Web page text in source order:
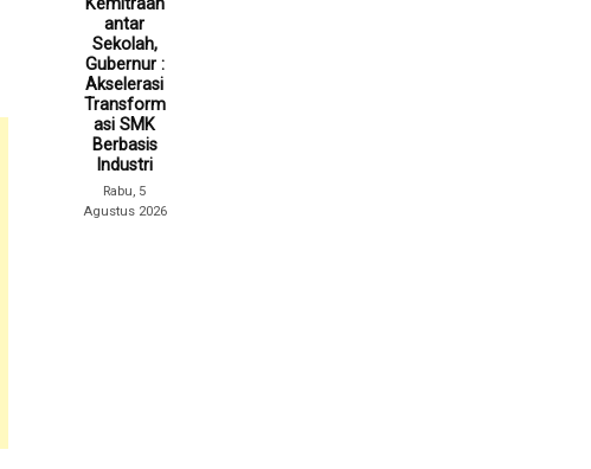
antar
Sekolah,
Gubernur :
Akselerasi
Transform
asi SMK
Berbasis
Industri
Rabu, 5
Agustus 2026